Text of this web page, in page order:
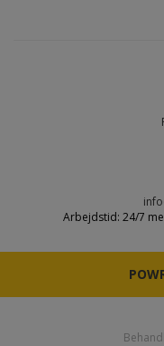
Arbejdstid: 24/7